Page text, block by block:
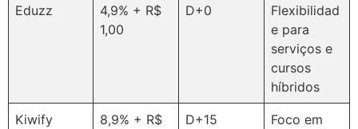
Eduzz
4,9% + R$
1,00
D+0
Flexibilidad
e para
serviços e
cursos
híbridos
Kiwify
8,9% + R$
D+15
Foco em